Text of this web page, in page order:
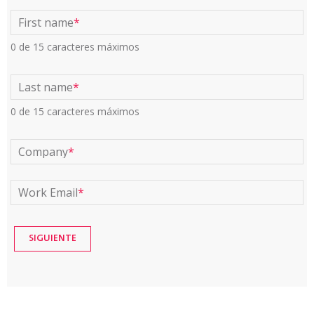
First name*
0 de 15 caracteres máximos
Last name*
0 de 15 caracteres máximos
Company*
Work Email*